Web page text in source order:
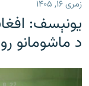
زمری ۱۶, ۱۴۰۵
یونېسف:
د ماشومانو